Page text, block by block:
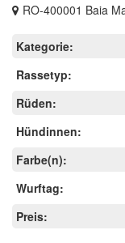
RO-400001 Baia
Kategorie:
Rassetyp:
Rüden:
Hündinnen:
Farbe(n):
Wurftag:
Preis: